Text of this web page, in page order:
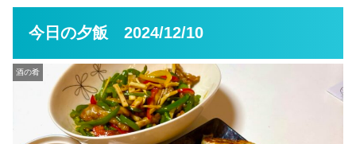
今日の夕飯 2024/12/10
酒の肴